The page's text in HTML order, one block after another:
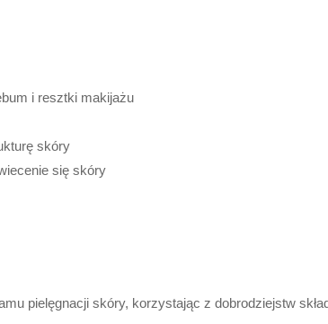
i resztki makijażu
skóry
się skóry
pielęgnacji skóry, korzystając z dobrodziejstw